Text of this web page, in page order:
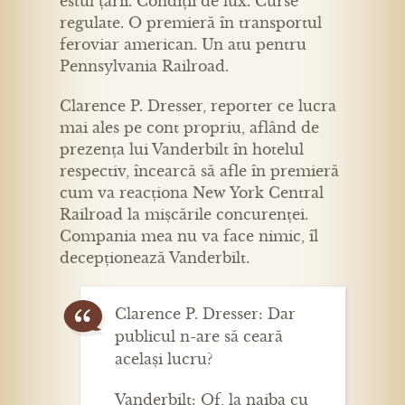
regulate. O premieră în transportul
feroviar american. Un atu pentru
Pennsylvania Railroad.
Clarence P. Dresser, reporter ce lucra
mai ales pe cont propriu, aflând de
prezența lui Vanderbilt în hotelul
respectiv, încearcă să afle în premieră
cum va reacționa New York Central
Railroad la mișcările concurenței.
Compania mea nu va face nimic, îl
decepționează Vanderbilt.
Clarence P. Dresser: Dar
publicul n-are să ceară
același lucru?
Vanderbilt: Of, la naiba cu